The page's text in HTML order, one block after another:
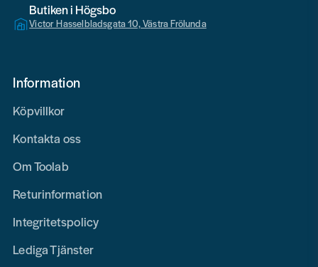
Butiken i Högsbo
Victor Hasselbladsgata 10, Västra Frölunda
Information
Köpvillkor
Kontakta oss
Om Toolab
Returinformation
Integritetspolicy
Lediga Tjänster